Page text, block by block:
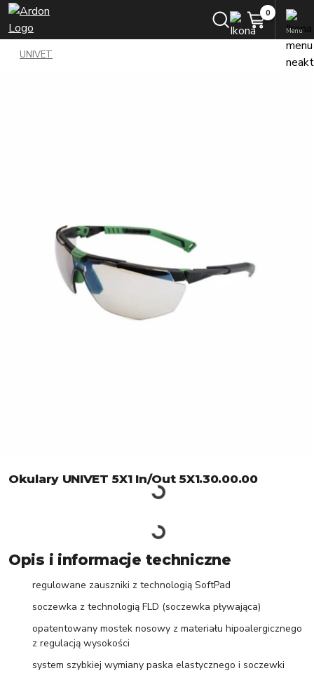
Menu
UNIVET
Okulary UNIVET 5X1 In/Out 5X1.30.00.00
Opis i informacje techniczne
regulowane zauszniki z technologią SoftPad
soczewka z technologią FLD (soczewka pływająca)
opatentowany mostek nosowy z materiału hipoalergicznego
z regulacją wysokości
system szybkiej wymiany paska elastycznego i soczewki